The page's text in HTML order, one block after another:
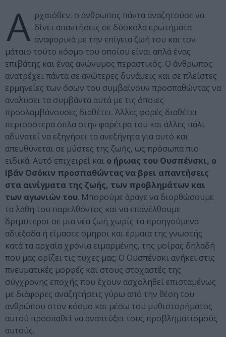
Α ρχαιόθεν, ο άνθρωπος πάντα αναζητούσε να
δίνει απαντήσεις σε δύσκολα ερωτήματα
αναφορικά με την επίγεια ζωή του και τον
μάταιο τούτο κόσμο του οποίου είναι απλά ένας
επιβάτης και ένας ανώνυμος περαστικός. Ο άνθρωπος
ανατρέχει πάντα σε ανώτερες δυνάμεις και σε πλείστες
ερμηνείες των όσων του συμβαίνουν προσπαθώντας να
αναλύσει τα συμβάντα αυτά με τις όποιες
προσλαμβάνουσες διαθέτει. Άλλες φορές διαθέτει
περισσότερα όπλα στην φαρέτρα του και άλλες πάλι
αδυνατεί να εξηγήσει τα ανεξήγητα για αυτό και
απευθύνεται σε μύστες της ζωής, ως πρόσωπα πιο
ειδικά. Αυτό επιχειρεί και ο ήρωας του Ουσπένσκι, ο
Ιβάν Οσόκιν προσπαθώντας να βρει απαντήσεις
στα αινίγματα της ζωής, των προβλημάτων και
των αγωνιών του. Μπορούμε άραγε να διορθώσουμε
τα λάθη του παρελθόντος και να επανέλθουμε
δριμύτεροι σε μια νέα ζωή χωρίς τα προηγούμενα
αδιέξοδα ή είμαστε όμηροι και έρμαια της γνωστής
κατά τα αρχαία χρόνια ειμαρμένης, της μοίρας δηλαδή
που μας ορίζει τις τύχες μας; Ο Ουσπένσκι ανήκει στις
πνευματικές μορφές και στους στοχαστές της
σύγχρονης εποχής που έχουν ασχοληθεί επισταμένως
με διάφορες αναζητήσεις γύρω από την θέση του
ανθρώπου στον κόσμο και μέσω του μυθιστορήματος
αυτού προσπαθεί να αναπτύξει τους προβληματισμούς
αυτούς.